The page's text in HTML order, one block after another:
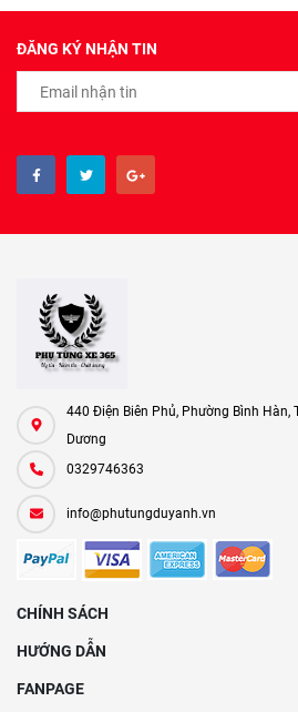
ĐĂNG KÝ NHẬN TIN
440 Điện Biên Phủ, Phường Bình Hàn,
Dương
0329746363
info@phutungduyanh.vn
CHÍNH SÁCH
HƯỚNG DẪN
FANPAGE